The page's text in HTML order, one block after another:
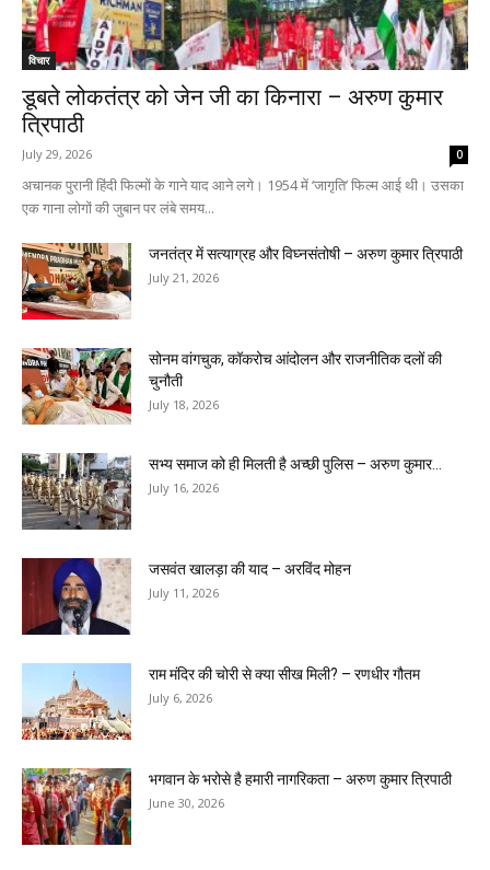
विचार
डूबते लोकतंत्र को जेन जी का किनारा – अरुण कुमार
त्रिपाठी
July 29, 2026 0
अचानक पुरानी हिंदी फिल्मों के गाने याद आने लगे। 1954 में ‘जागृति’ फिल्म आई थी। उसका
एक गाना लोगों की जुबान पर लंबे समय...
जनतंत्र में सत्याग्रह और विघ्नसंतोषी – अरुण कुमार त्रिपाठी
July 21, 2026
सोनम वांगचुक, कॉकरोच आंदोलन और राजनीतिक दलों की
चुनौती
July 18, 2026
सभ्य समाज को ही मिलती है अच्छी पुलिस – अरुण कुमार...
July 16, 2026
जसवंत खालड़ा की याद – अरविंद मोहन
July 11, 2026
राम मंदिर की चोरी से क्या सीख मिली? – रणधीर गौतम
July 6, 2026
भगवान के भरोसे है हमारी नागरिकता – अरुण कुमार त्रिपाठी
June 30, 2026